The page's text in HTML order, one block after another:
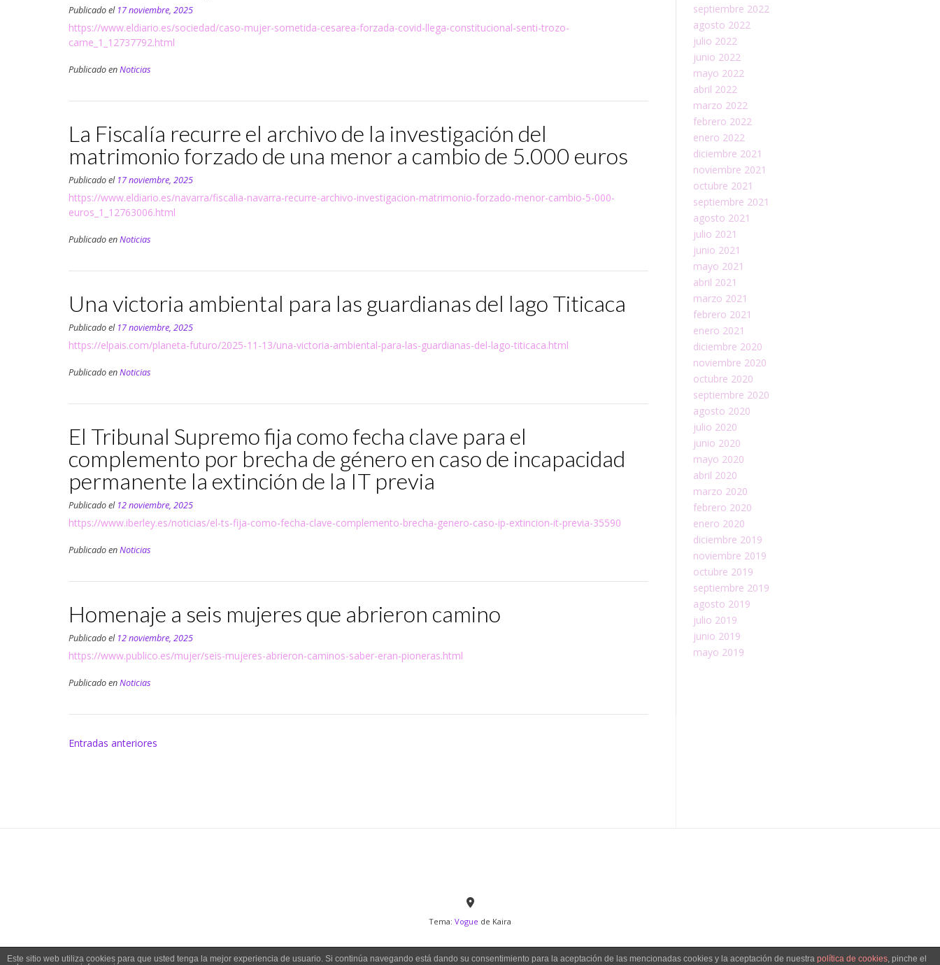
Publicado el 17 noviembre, 2025
https://www.eldiario.es/sociedad/caso-mujer-sometida-cesarea-forzada-covid-llega-constitucional-senti-trozo-
carne_1_12737792.html
Publicado enNoticias
La Fiscalía recurre el archivo de la investigación del
matrimonio forzado de una menor a cambio de 5.000 euros
Publicado el 17 noviembre, 2025
https://www.eldiario.es/navarra/fiscalia-navarra-recurre-archivo-investigacion-matrimonio-forzado-menor-cambio-5-000-
euros_1_12763006.html
Publicado enNoticias
Una victoria ambiental para las guardianas del lago Titicaca
Publicado el 17 noviembre, 2025
https://elpais.com/planeta-futuro/2025-11-13/una-victoria-ambiental-para-las-guardianas-del-lago-titicaca.html
Publicado enNoticias
El Tribunal Supremo fija como fecha clave para el
complemento por brecha de género en caso de incapacidad
permanente la extinción de la IT previa
Publicado el 12 noviembre, 2025
https://www.iberley.es/noticias/el-ts-fija-como-fecha-clave-complemento-brecha-genero-caso-ip-extincion-it-previa-35590
Publicado enNoticias
Homenaje a seis mujeres que abrieron camino
Publicado el 12 noviembre, 2025
https://www.publico.es/mujer/seis-mujeres-abrieron-caminos-saber-eran-pioneras.html
Publicado enNoticias
Navegación
Entradas anteriores
septiembre 2022
agosto 2022
julio 2022
junio 2022
mayo 2022
abril 2022
marzo 2022
febrero 2022
enero 2022
diciembre 2021
noviembre 2021
octubre 2021
septiembre 2021
agosto 2021
julio 2021
junio 2021
mayo 2021
abril 2021
marzo 2021
febrero 2021
enero 2021
diciembre 2020
noviembre 2020
octubre 2020
septiembre 2020
agosto 2020
julio 2020
junio 2020
mayo 2020
abril 2020
marzo 2020
febrero 2020
enero 2020
diciembre 2019
noviembre 2019
octubre 2019
septiembre 2019
agosto 2019
julio 2019
junio 2019
mayo 2019
Tema: Vogue de Kaira
Este sitio web utiliza cookies para que usted tenga la mejor experiencia de usuario. Si continúa navegando está dando su consentimiento para la aceptación de las mencionadas cookies y la aceptación de nuestra política de cookies, pinche el